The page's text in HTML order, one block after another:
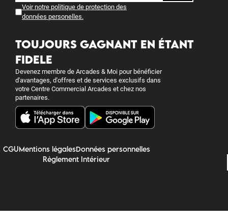
Voir notre politique de protection des
données personelles.
TOUJOURS GAGNANT EN ÉTANT
FIDELE
Devenez membre de Arcades & Moi pour bénéficier
d'avantages, d'offres et de services exclusifs dans
votre Centre Commercial Arcades et chez nos
partenaires.
CGUMentions légalesDonnées personnelles
Règlement Intérieur